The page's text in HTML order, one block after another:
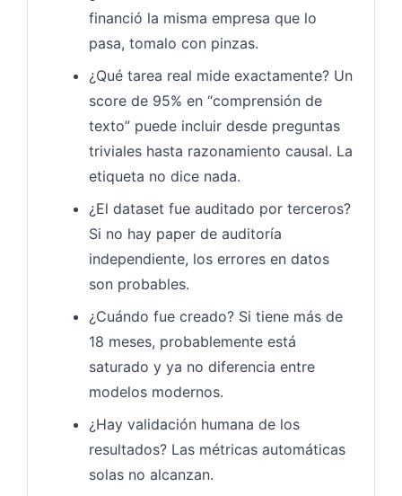
financió la misma empresa que lo
pasa, tomalo con pinzas.
¿Qué tarea real mide exactamente? Un
score de 95% en “comprensión de
texto” puede incluir desde preguntas
triviales hasta razonamiento causal. La
etiqueta no dice nada.
¿El dataset fue auditado por terceros?
Si no hay paper de auditoría
independiente, los errores en datos
son probables.
¿Cuándo fue creado? Si tiene más de
18 meses, probablemente está
saturado y ya no diferencia entre
modelos modernos.
¿Hay validación humana de los
resultados? Las métricas automáticas
solas no alcanzan.